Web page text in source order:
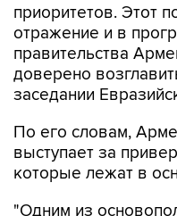
правительства
доверено
заседании
По его словам,
которые лежат в
"Одним из